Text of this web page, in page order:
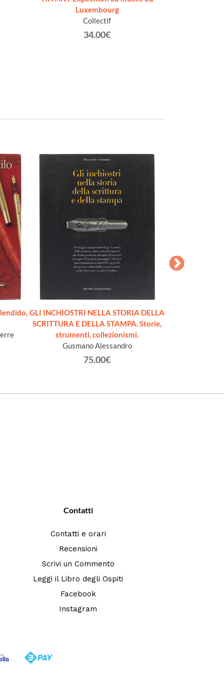
Luxembourg
Collectif
34.00€
GLI INCHIOSTRI NELLA STORIA DELLA
SCRITTURA E DELLA STAMPA. Storie,
strumenti, collezionismi.
Gusmano Alessandro
75.00€
Contatti
Contatti e orari
Recensioni
Scrivi un Commento
Leggi il Libro degli Ospiti
Facebook
Instagram